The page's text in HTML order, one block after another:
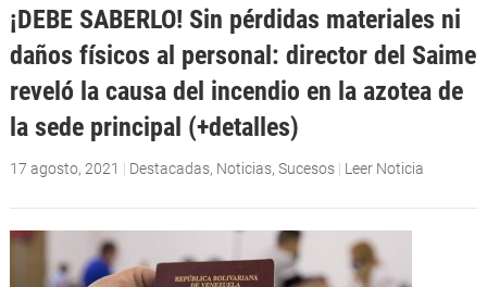
¡DEBE SABERLO! Sin pérdidas materiales ni
daños físicos al personal: director del Saime
reveló la causa del incendio en la azotea de
la sede principal (+detalles)
17 agosto, 2021 | Destacadas, Noticias, Sucesos | Leer Noticia